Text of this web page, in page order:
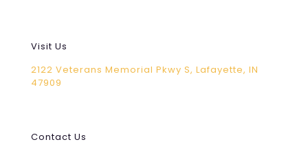
Visit Us
2122 Veterans Memorial Pkwy S, Lafayette, IN
47909
Contact Us